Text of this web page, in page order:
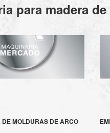
para madera
MOLDURAS DE ARCO